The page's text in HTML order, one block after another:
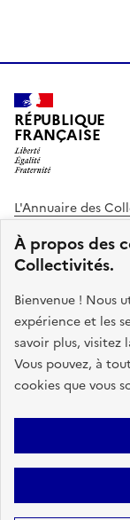
À propos des
Collectivités.
Bienvenue ! Nous
expérience et les
savoir plus, visitez
Vous pouvez, à
cookies que vous
RÉPUBLIQUE
FRANÇAISE
L'Annuaire des
des Territoires
Cohésion des
est disponible en
avec le système
legifrance.gouv.fr
service-
Plan du site
Politique de